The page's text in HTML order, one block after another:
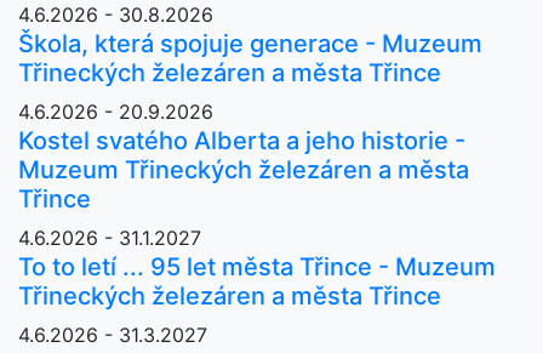
4.6.2026 - 30.8.2026
Škola, která spojuje generace - Muzeum
Třineckých železáren a města Třince
4.6.2026 - 20.9.2026
Kostel svatého Alberta a jeho historie -
Muzeum Třineckých železáren a města
Třince
4.6.2026 - 31.1.2027
To to letí ... 95 let města Třince - Muzeum
Třineckých železáren a města Třince
4.6.2026 - 31.3.2027